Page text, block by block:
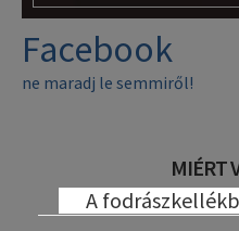
Facebook
ne maradj le semmiről!
MIÉRT
A